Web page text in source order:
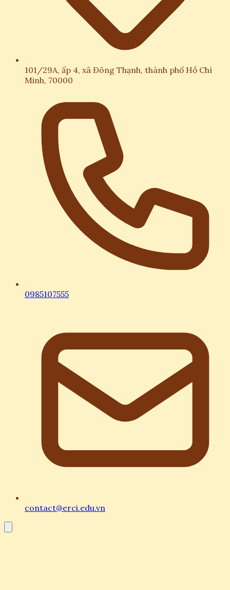
101/29A, ấp 4, xã Đông Thạnh, thành phố Hồ Chí
Minh, 70000
0985107555
contact@erci.edu.vn